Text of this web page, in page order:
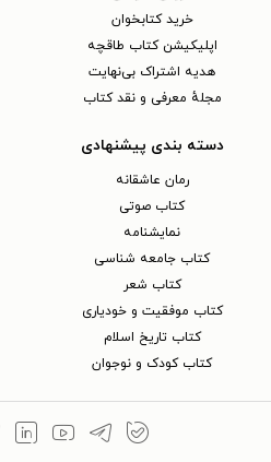
خرید کتابخوان
اپلیکیشن کتاب طاقچه
هدیه اشتراک بی‌نهایت
مجلهٔ معرفی و نقد کتاب
دسته بندی پیشنهادی
رمان عاشقانه
کتاب‌ صوتی
نمایشنامه
کتاب جامعه شناسی
کتاب شعر
کتاب موفقیت و خودیاری
کتاب تاریخ اسلام
کتاب کودک و نوجوان